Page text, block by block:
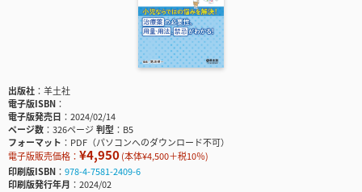
出版社
羊土社
電子版ISBN
電子版発売日
2024/02/14
ページ数
326ページ判型
B5
フォーマット
PDF（パソコンへのダウンロード不可）
電子版販売価格： ¥4,950(本体¥4,500＋税10％)
印刷版ISBN
978-4-7581-2409-6
印刷版発行年月
2024/02